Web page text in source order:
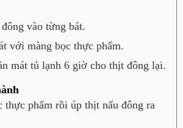
vào từng bát.
với màng bọc thực phẩm.
mát tủ lạnh 6 giờ cho thịt đông lại.
thực phẩm rồi úp thịt nấu đông ra